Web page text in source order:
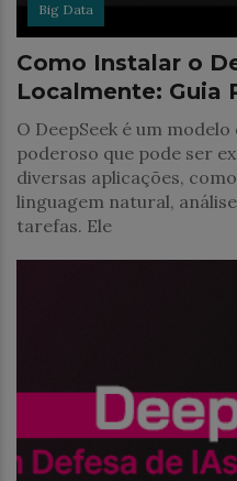
Big Data
Como Instalar o
Localmente: Guia
O DeepSeek é um
poderoso que pode ser
diversas aplicações,
linguagem natural,
tarefas. Ele